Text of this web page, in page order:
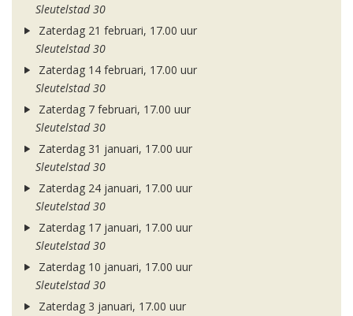
Sleutelstad 30
Zaterdag 21 februari, 17.00 uur
Sleutelstad 30
Zaterdag 14 februari, 17.00 uur
Sleutelstad 30
Zaterdag 7 februari, 17.00 uur
Sleutelstad 30
Zaterdag 31 januari, 17.00 uur
Sleutelstad 30
Zaterdag 24 januari, 17.00 uur
Sleutelstad 30
Zaterdag 17 januari, 17.00 uur
Sleutelstad 30
Zaterdag 10 januari, 17.00 uur
Sleutelstad 30
Zaterdag 3 januari, 17.00 uur